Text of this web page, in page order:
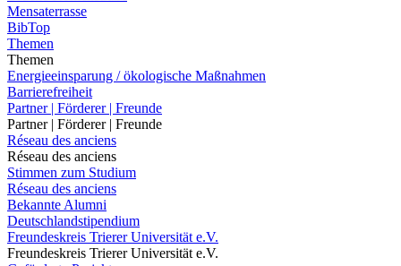
Mensaterrasse
BibTop
Themen
Themen
Energieeinsparung / ökologische Maßnahmen
Barrierefreiheit
Partner | Förderer | Freunde
Partner | Förderer | Freunde
Réseau des anciens
Réseau des anciens
Stimmen zum Studium
Réseau des anciens
Bekannte Alumni
Deutschlandstipendium
Freundeskreis Trierer Universität e.V.
Freundeskreis Trierer Universität e.V.